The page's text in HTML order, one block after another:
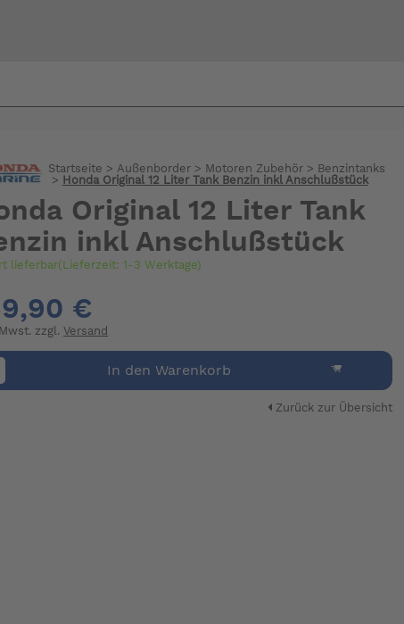
Startseite > Außenborder> Motoren Zubehör> Benzintanks
>
Honda Original 12 Liter Tank Benzin inkl Anschlußstück
Original 12 Liter Tank
inkl Anschlußstück
lieferbar(Lieferzeit: 1-3 Werktage)
€
zzgl.Versand
In den Warenkorb
Zurück zur Übersicht